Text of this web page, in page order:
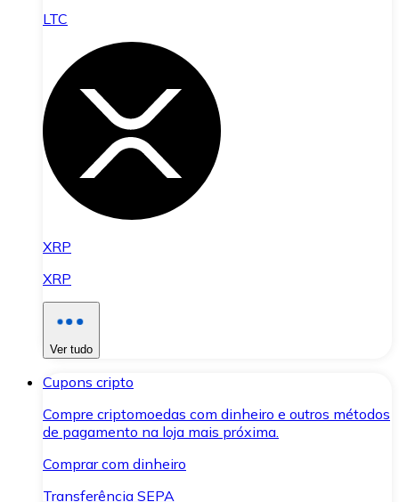
LTC
XRP
XRP
Ver tudo
Cupons cripto
Compre criptomoedas com dinheiro e outros métodos
de pagamento na loja mais próxima.
Comprar com dinheiro
Transferência SEPA